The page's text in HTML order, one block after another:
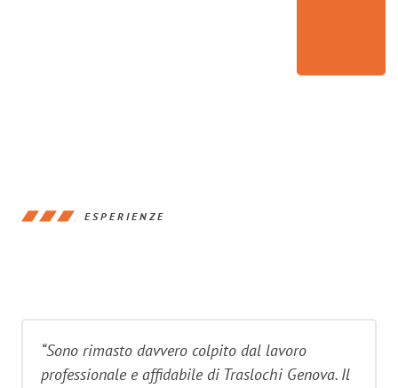
ESPERIENZE
“Sono rimasto davvero colpito dal lavoro
professionale e affidabile di Traslochi Genova. Il